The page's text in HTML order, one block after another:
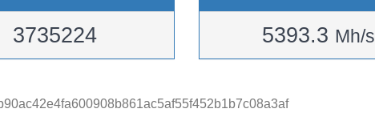
3735224 5393.3 Mh/s